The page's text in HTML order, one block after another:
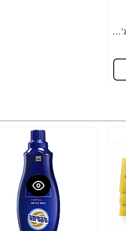
סקין גארד אינוויזבל 30 SPF ג'ל הגנה שקוף לפנים 50 מ"ל - מבית SKIN GARD